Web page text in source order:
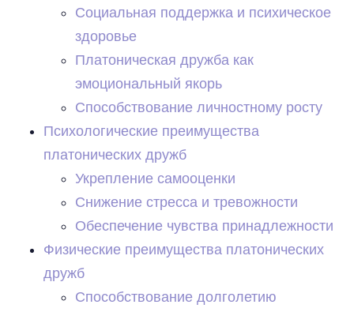
Социальная поддержка и психическое
здоровье
Платоническая дружба как
эмоциональный якорь
Способствование личностному росту
Психологические преимущества
платонических дружб
Укрепление самооценки
Снижение стресса и тревожности
Обеспечение чувства принадлежности
Физические преимущества платонических
дружб
Способствование долголетию